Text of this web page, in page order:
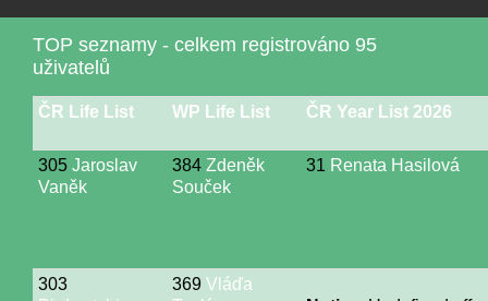
TOP seznamy - celkem registrováno 95
uživatelů
ČR Life List WP Life List ČR Year List 2026
305 Jaroslav
Vaněk
384 Zdeněk
Souček
31 Renata Hasilová
303
369 Vláďa